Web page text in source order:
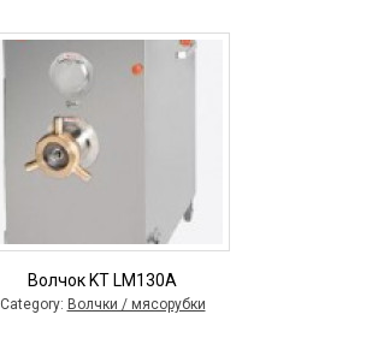
Волчок KT LM130A
Category: Волчки / мясорубки